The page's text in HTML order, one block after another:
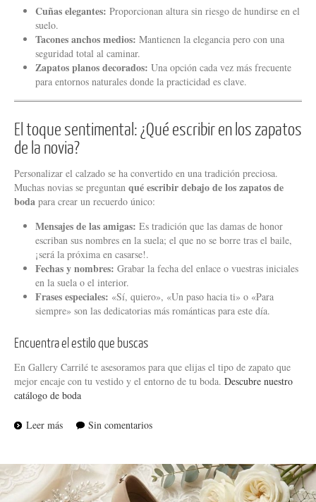
Cuñas elegantes: Proporcionan altura sin riesgo de hundirse en el
suelo.
Tacones anchos medios: Mantienen la elegancia pero con una
seguridad total al caminar.
Zapatos planos decorados: Una opción cada vez más frecuente
para entornos naturales donde la practicidad es clave.
El toque sentimental: ¿Qué escribir en los zapatos
de la novia?
Personalizar el calzado se ha convertido en una tradición preciosa.
Muchas novias se preguntan qué escribir debajo de los zapatos de
boda para crear un recuerdo único:
Mensajes de las amigas: Es tradición que las damas de honor
escriban sus nombres en la suela; el que no se borre tras el baile,
¡será la próxima en casarse!.
Fechas y nombres: Grabar la fecha del enlace o vuestras iniciales
en la suela o el interior.
Frases especiales: «Sí, quiero», «Un paso hacia ti» o «Para
siempre» son las dedicatorias más románticas para este día.
Encuentra el estilo que buscas
En Gallery Carrilé te asesoramos para que elijas el tipo de zapato que
mejor encaje con tu vestido y el entorno de tu boda. Descubre nuestro
catálogo de boda
Leer más Sin comentarios